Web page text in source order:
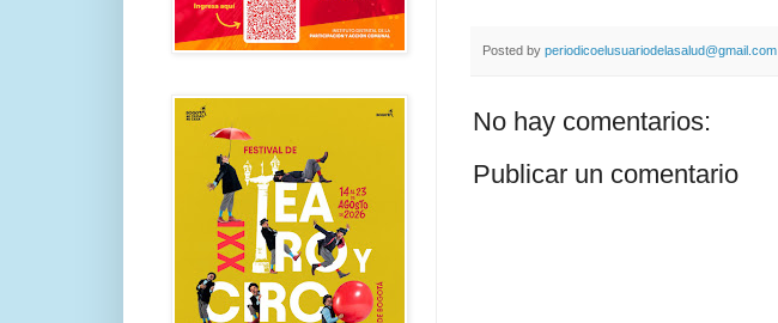
Posted by periodicoelusuariodelasalud@gmail.com
No hay comentarios:
Publicar un comentario